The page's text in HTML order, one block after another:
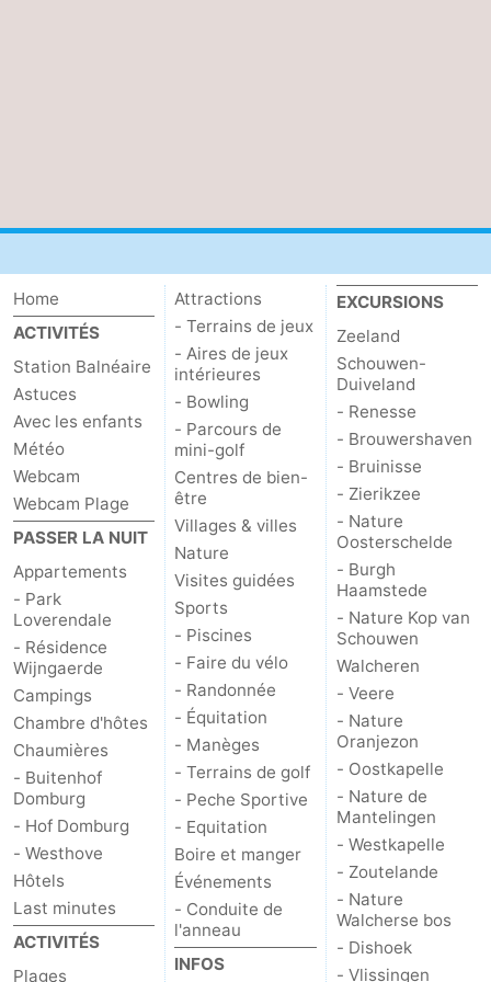
Home
ACTIVITÉS
Station Balnéaire
Astuces
Avec les enfants
Météo
Webcam
Webcam Plage
PASSER LA NUIT
Appartements
- Park
Loverendale
- Résidence
Wijngaerde
Campings
Chambre d'hôtes
Chaumières
- Buitenhof
Domburg
- Hof Domburg
- Westhove
Hôtels
Last minutes
ACTIVITÉS
Plages
Attractions
- Terrains de jeux
- Aires de jeux
intérieures
- Bowling
- Parcours de
mini-golf
Centres de bien-
être
Villages & villes
Nature
Visites guidées
Sports
- Piscines
- Faire du vélo
- Randonnée
- Équitation
- Manèges
- Terrains de golf
- Peche Sportive
- Equitation
Boire et manger
Événements
- Conduite de
l'anneau
INFOS
EXCURSIONS
Zeeland
Schouwen-
Duiveland
- Renesse
- Brouwershaven
- Bruinisse
- Zierikzee
- Nature
Oosterschelde
- Burgh
Haamstede
- Nature Kop van
Schouwen
Walcheren
- Veere
- Nature
Oranjezon
- Oostkapelle
- Nature de
Mantelingen
- Westkapelle
- Zoutelande
- Nature
Walcherse bos
- Dishoek
- Vlissingen